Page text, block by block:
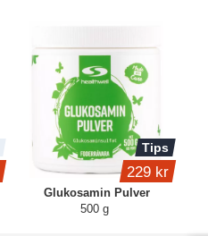
Glukosamin Pulver
500 g
Tips
229 kr